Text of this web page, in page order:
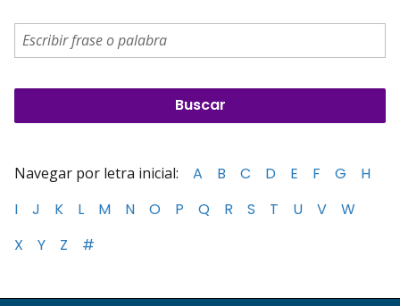
Navegar por letra inicial: A B C D E F G
H
I
J K L M N O P Q R S T U V
W
X
Y Z #